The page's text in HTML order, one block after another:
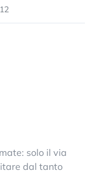
solo il via
dal tanto